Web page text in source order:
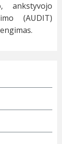
ankstyvojo
(AUDIT)